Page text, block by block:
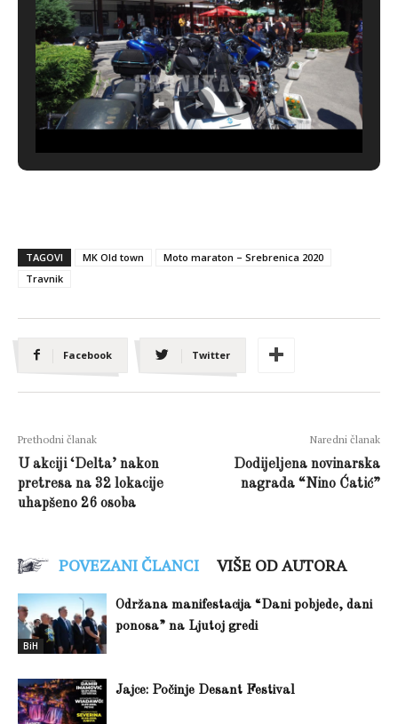
TAGOVI MK Old town
Moto maraton – Srebrenica 2020
Travnik
Facebook Twitter
Prethodni članak
U akciji ‘Delta’ nakon
pretresa na 32 lokacije
uhapšeno 26 osoba
Naredni članak
Dodijeljena novinarska
nagrada “Nino Ćatić”
POVEZANI ČLANCI VIŠE OD AUTORA
BiH
Održana manifestacija “Dani pobjede, dani
ponosa” na Ljutoj gredi
Jajce: Počinje Desant Festival